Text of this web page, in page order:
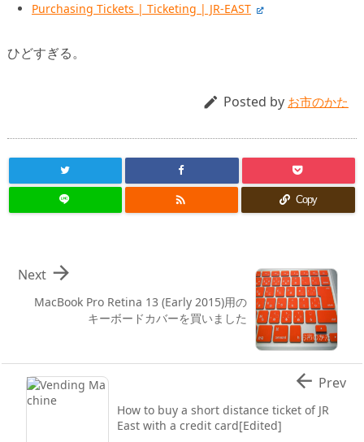
Purchasing Tickets | Ticketing | JR-EAST
ひどすぎる。
 Posted by お市のかた
 Copy
MacBook Pro Retina 13 (Early 2015)用の
キーボードカバーを買いました

Next
How to buy a short distance ticket of JR
East with a credit card[Edited]
 Prev